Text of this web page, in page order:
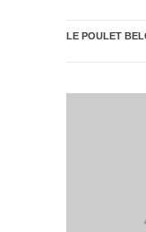
LE POULET